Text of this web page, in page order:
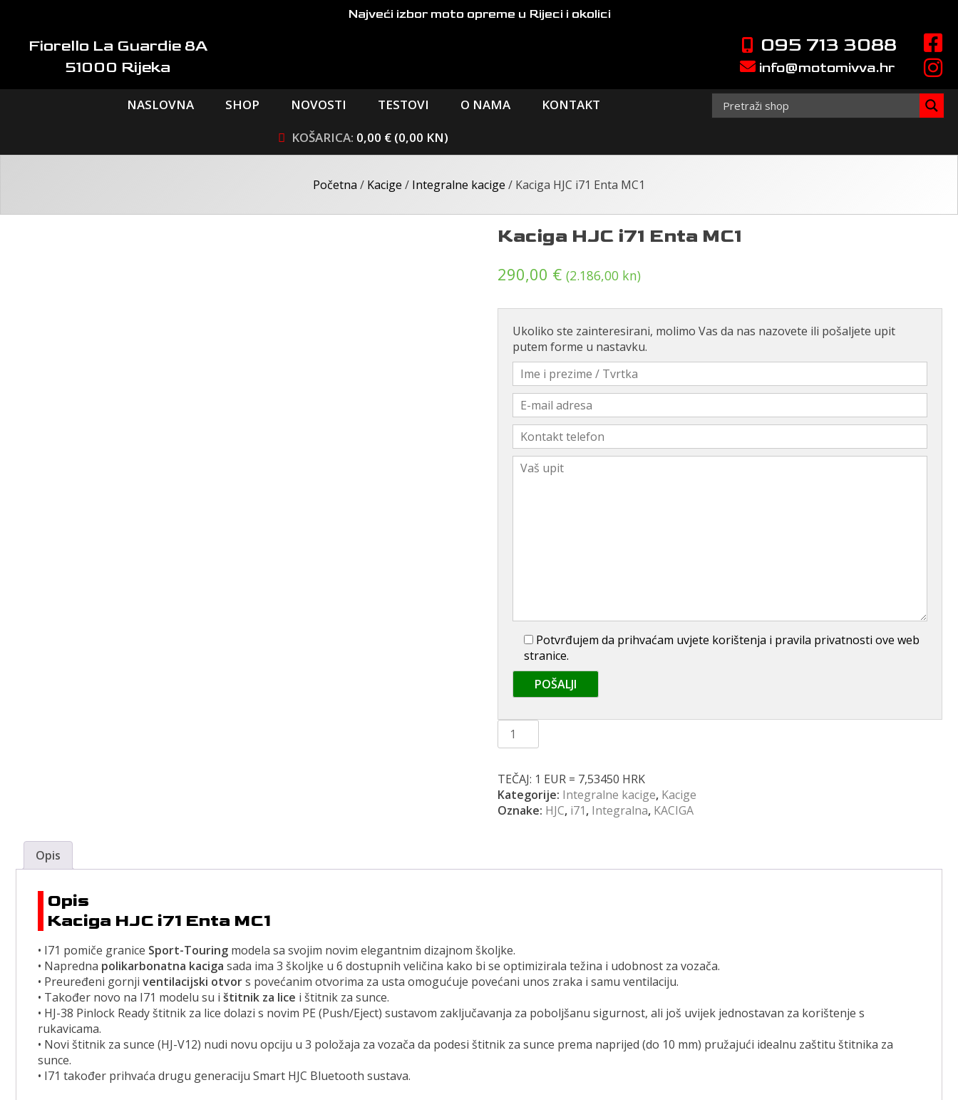
contentFiorello La Guardie 8A
51000 Rijeka
Najveći izbor moto opreme u Rijeci i okolici
095 713 3088
info@motomivva.hr
NASLOVNA SHOP NOVOSTI TESTOVI O NAMA
KONTAKT
0,00 € (0,00 KN)
Početna / Kacige / Integralne kacige / Kaciga HJC i71 Enta MC1
Kaciga HJC i71 Enta MC1
290,00 € (2.186,00 kn)
Ukoliko ste zainteresirani, molimo Vas da nas nazovete ili pošaljete upit
putem forme u nastavku.
Potvrđujem da prihvaćam uvjete korištenja i pravila privatnosti ove web
stranice.
Kaciga
HJC
Enta
MC1
količina
TEČAJ: 1 EUR = 7,53450 HRK
Kategorije: Integralne kacige, Kacige
Oznake: HJC, i71, Integralna, KACIGA
Opis
Opis
Kaciga HJC i71 Enta MC1
• I71 pomiče granice Sport-Touring modela sa svojim novim elegantnim dizajnom školjke.
• Napredna polikarbonatna kaciga sada ima 3 školjke u 6 dostupnih veličina kako bi se optimizirala težina i udobnost za vozača.
• Preuređeni gornji ventilacijski otvors povećanim otvorima za usta omogućuje povećani unos zraka i samu ventilaciju.
• Također novo na I71 modelu su i štitnik za lice i štitnik za sunce.
• HJ-38 Pinlock Ready štitnik za lice dolazi s novim PE (Push/Eject) sustavom zaključavanja za poboljšanu sigurnost, ali još uvijek jednostavan za korištenje s
rukavicama.
• Novi štitnik za sunce (HJ-V12) nudi novu opciju u 3 položaja za vozača da podesi štitnik za sunce prema naprijed (do 10 mm) pružajući idealnu zaštitu štitnika za
sunce.
• I71 također prihvaća drugu generaciju Smart HJC Bluetooth sustava.